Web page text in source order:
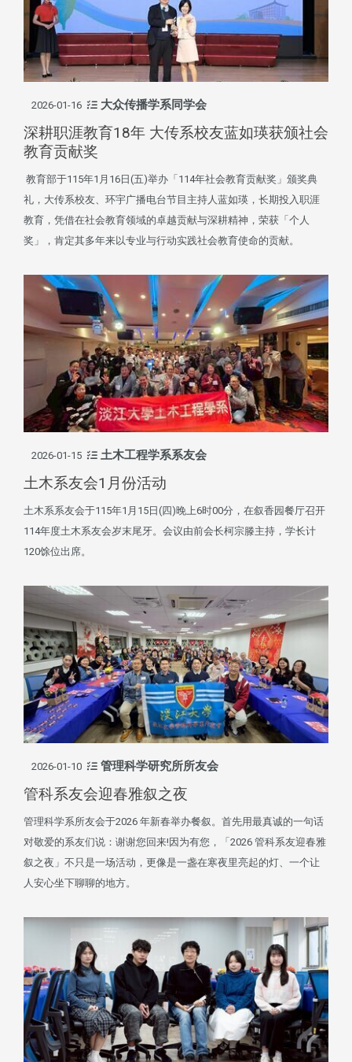
2026-01-16 大众传播学系同学会
深耕职涯教育18年 大传系校友蓝如瑛获颁社会
教育贡献奖
教育部于115年1月16日(五)举办「114年社会教育贡献奖」颁奖典
礼，大传系校友、环宇广播电台节目主持人蓝如瑛，长期投入职涯
教育，凭借在社会教育领域的卓越贡献与深耕精神，荣获「个人
奖」，肯定其多年来以专业与行动实践社会教育使命的贡献。
2026-01-15 土木工程学系系友会
土木系友会1月份活动
土木系系友会于115年1月15日(四)晚上6时00分，在叙香园餐厅召开
114年度土木系友会岁末尾牙。会议由前会长柯宗滕主持，学长计
120馀位出席。
2026-01-10 管理科学研究所所友会
管科系友会迎春雅叙之夜
管理科学系所友会于2026 年新春举办餐叙。首先用最真诚的一句话
对敬爱的系友们说：谢谢您回来!因为有您，「2026 管科系友迎春雅
叙之夜」不只是一场活动，更像是一盏在寒夜里亮起的灯、一个让
人安心坐下聊聊的地方。